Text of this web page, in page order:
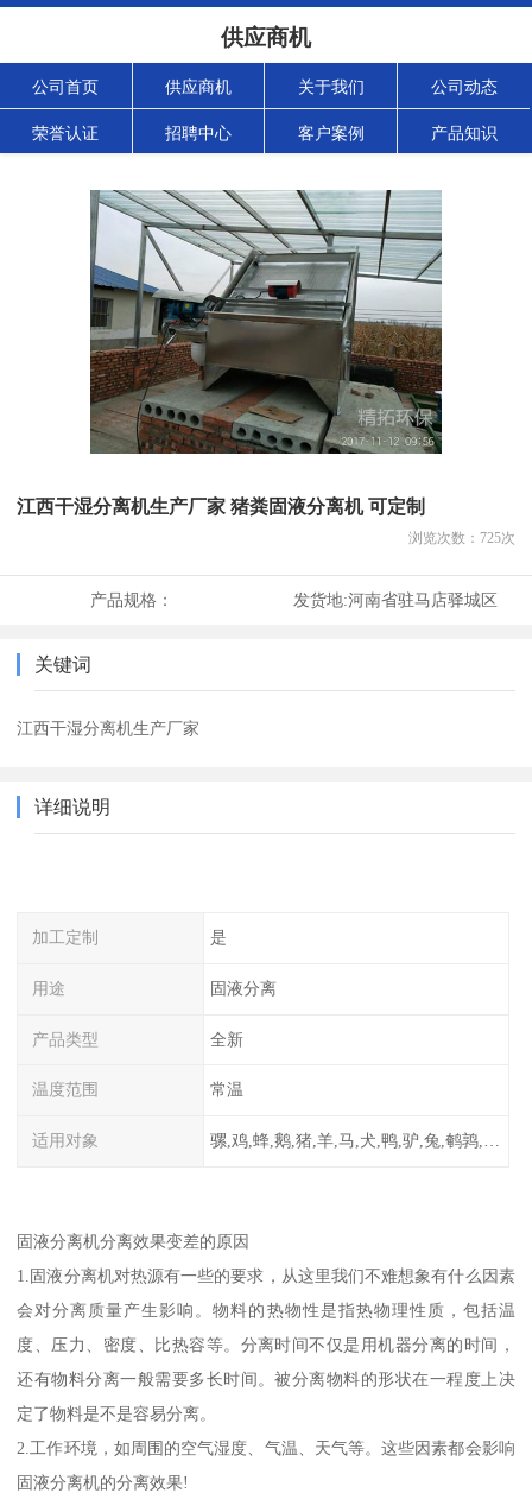
供应商机
公司首页 供应商机 关于我们 公司动态
荣誉认证 招聘中心 客户案例 产品知识
江西干湿分离机生产厂家 猪粪固液分离机 可定制
浏览次数： 725次
产品规格： 发货地:河南省驻马店驿城区
关键词
江西干湿分离机生产厂家
详细说明
加工定制 是
用途 固液分离
产品类型 全新
温度范围 常温
适用对象 骡,鸡,蜂,鹅,猪,羊,马,犬,鸭,驴,兔,鹌鹑,牛,鸽
固液分离机分离效果变差的原因
1.固液分离机对热源有一些的要求，从这里我们不难想象有什么因素
会对分离质量产生影响。物料的热物性是指热物理性质，包括温
度、压力、密度、比热容等。分离时间不仅是用机器分离的时间，
还有物料分离一般需要多长时间。被分离物料的形状在一程度上决
定了物料是不是容易分离。
2.工作环境，如周围的空气湿度、气温、天气等。这些因素都会影响
固液分离机的分离效果!